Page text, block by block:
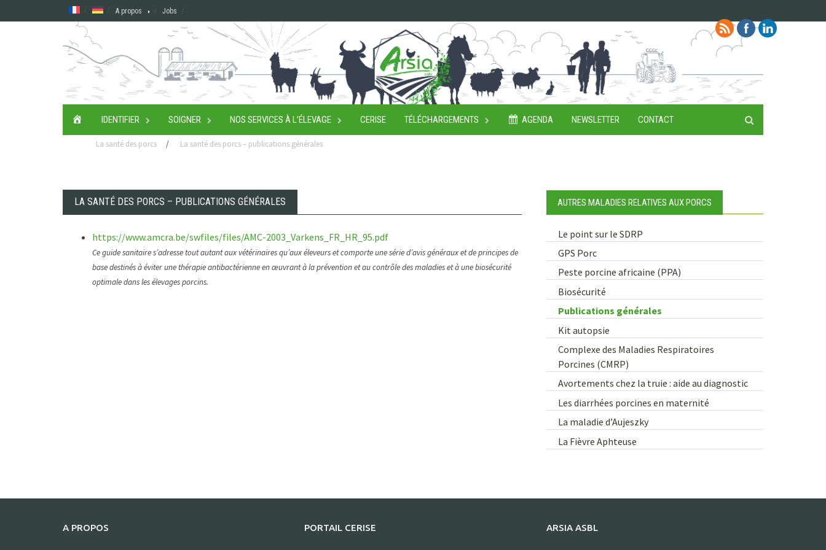
to
A propos Jobs
ACCUEILIDENTIFIER SOIGNER NOS SERVICES À L’ÉLEVAGE CERISE TÉLÉCHARGEMENTS AGENDA NEWSLETTER CONTACT
La santé des porcs / La santé des porcs – publications générales
LA SANTÉ DES PORCS – PUBLICATIONS GÉNÉRALES
https://www.amcra.be/swfiles/files/AMC-2003_Varkens_FR_HR_95.pdf
Ce guide sanitaire s’adresse tout autant aux vétérinaires qu’aux éleveurs et comporte une série d’avis généraux et de principes de
base destinés à éviter une thérapie antibactérienne en œuvrant à la prévention et au contrôle des maladies et à une biosécurité
optimale dans les élevages porcins.
AUTRES MALADIES RELATIVES AUX PORCS
Le point sur le SDRP
GPS Porc
Peste porcine africaine (PPA)
Biosécurité
Publications générales
Kit autopsie
Complexe des Maladies Respiratoires
Porcines (CMRP)
Avortements chez la truie : aide au diagnostic
Les diarrhées porcines en maternité
La maladie d’Aujeszky
La Fièvre Aphteuse
A PROPOS PORTAIL CERISE ARSIA ASBL